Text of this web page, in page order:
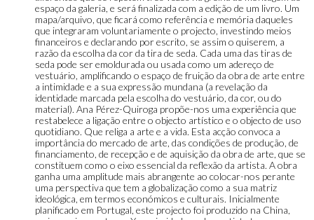
espaço da galeria, e será finalizada com a edição de um livro. Um
mapa/arquivo, que ficará como referência e memória daqueles
que integraram voluntariamente o projecto, investindo meios
financeiros e declarando por escrito, se assim o quiserem, a
razão da escolha da cor da tira de seda. Cada uma das tiras de
seda pode ser emoldurada ou usada como um adereço de
vestuário, amplificando o espaço de fruição da obra de arte entre
a intimidade e a sua expressão mundana (a revelação da
identidade marcada pela escolha do vestuário, da cor, ou do
material). Ana Pérez-Quiroga propõe-nos uma experiência que
restabelece a ligação entre o objecto artístico e o objecto de uso
quotidiano. Que religa a arte e a vida. Esta acção convoca a
importância do mercado de arte, das condições de produção, de
financiamento, de recepção e de aquisição da obra de arte, que se
constituem como o eixo essencial da reflexão da artista. A obra
ganha uma amplitude mais abrangente ao colocar-nos perante
uma perspectiva que tem a globalização como a sua matriz
ideológica, em termos económicos e culturais. Inicialmente
planificado em Portugal, este projecto foi produzido na China,